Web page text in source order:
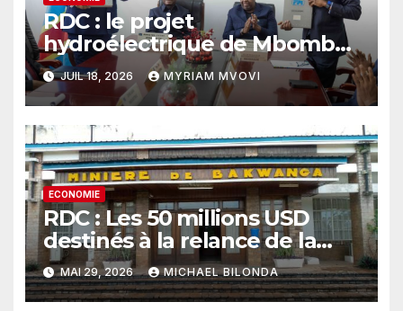
RDC : le projet
hydroélectrique de Mbombo
franchit une étape décisive
pour électrifier le Kasaï-
Central
JUIL 18, 2026 MYRIAM MVOVI
ECONOMIE
RDC : Les 50 millions USD
destinés à la relance de la
MIBA conditionnés à un audit
préalable
MAI 29, 2026 MICHAEL BILONDA